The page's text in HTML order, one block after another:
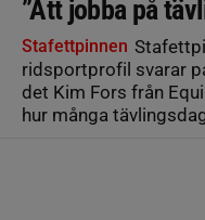
”Att jobba på
Stafettpinnen
ridsportprofil svarar
det Kim Fors från
hur många